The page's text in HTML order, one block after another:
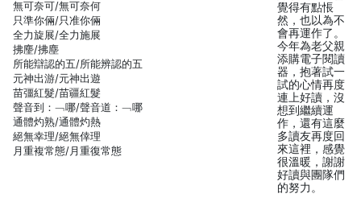
無可奈可/無可奈何
只準你倆/只准你倆
全力旋展/全力施展
拂麈/拂塵
所能辯認的五/所能辨認的五
元神出游/元神出遊
苗彊紅髮/苗疆紅髮
聲音到：﹁哪/聲音道：﹁哪
通體灼熟/通體灼熱
絕無幸理/絕無倖理
月重複常態/月重復常態
覺得有點悵
然，也以為不
會再運作了。
今年為老父親
添購電子閱讀
器，抱著試一
試的心情再度
連上好讀，沒
想到繼續運
作，還有這麼
多讀友再度回
來這裡，感覺
很溫暖，謝謝
好讀與團隊們
的努力。